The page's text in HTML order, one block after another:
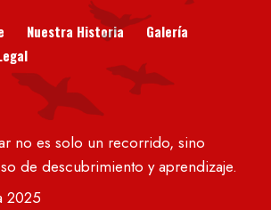
Nuestra Historia
Galería
no es solo un recorrido, sino
de descubrimiento y aprendizaje.
2025